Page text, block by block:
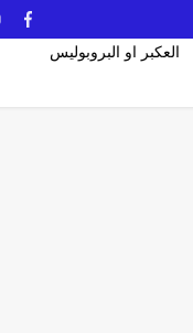
العكبر او البروبوليس